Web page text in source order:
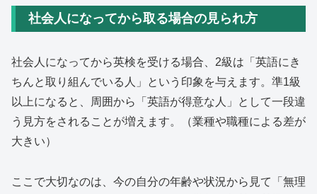
社会人になってから取る場合の見られ方
社会人になってから英検を受ける場合、2級は「英語にき
ちんと取り組んでいる人」という印象を与えます。準1級
以上になると、周囲から「英語が得意な人」として一段違
う見方をされることが増えます。（業種や職種による差が
大きい）
ここで大切なのは、今の自分の年齢や状況から見て「無理